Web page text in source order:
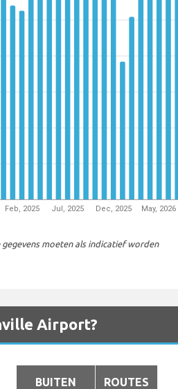
Feb, 2025 Jul, 2025 Dec, 2025 May, 2026
moeten als indicatief worden
Airport?
BUITEN ROUTES